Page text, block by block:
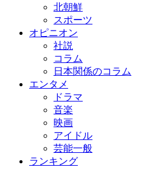
北朝鮮
スポーツ
オピニオン
社説
コラム
日本関係のコラム
エンタメ
ドラマ
音楽
映画
アイドル
芸能一般
ランキング